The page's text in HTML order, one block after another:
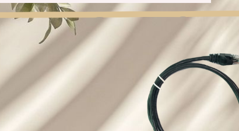
STROBO MATA P2,5 P2.5
DEVILS EYES TEGANGAN
UNIVERSAL (BISA 12 DAN 24,
BISA RUBAH ANIMASI DAN
TULISAN DARI HAPE)
UKURAN 16X64 CM DENGAN
BOX 20X68 CM
STROBO MATA P2,5 P2.5
DEVILS EYES TEGANGAN
UNIVERSAL (BISA 12 DAN 24,
BISA RUBAH ANIMASI DAN
TULISAN DARI HAPE)
UKURAN 16X192 CM DENGAN